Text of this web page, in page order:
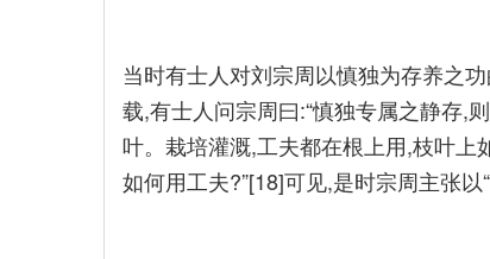
当时有士人对刘宗周以慎独为存养之
载,有士人问宗周曰:“慎独专属之静存,
叶。栽培灌溉,工夫都在根上用,枝叶
如何用工夫?”[18]可见,是时宗周主张以“